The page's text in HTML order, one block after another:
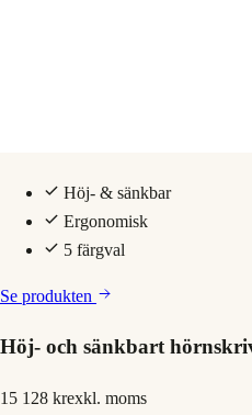
Höj- & sänkbar
Ergonomisk
5 färgval
Se produkten
Höj- och sänkbart
15 128 krexkl. moms